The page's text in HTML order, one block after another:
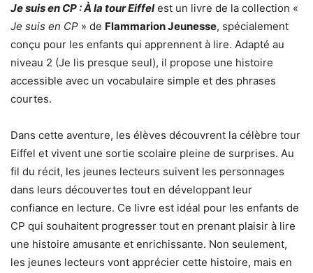
Je suis en CP : À la tour Eiffel est un livre de la collection «
Je suis en CP » de Flammarion Jeunesse, spécialement
conçu pour les enfants qui apprennent à lire. Adapté au
niveau 2 (Je lis presque seul), il propose une histoire
accessible avec un vocabulaire simple et des phrases
courtes.
Dans cette aventure, les élèves découvrent la célèbre tour
Eiffel et vivent une sortie scolaire pleine de surprises. Au
fil du récit, les jeunes lecteurs suivent les personnages
dans leurs découvertes tout en développant leur
confiance en lecture. Ce livre est idéal pour les enfants de
CP qui souhaitent progresser tout en prenant plaisir à lire
une histoire amusante et enrichissante. Non seulement,
les jeunes lecteurs vont apprécier cette histoire, mais en